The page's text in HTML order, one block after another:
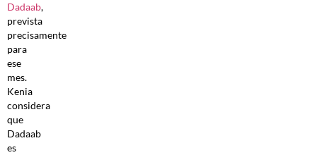
Dadaab,
prevista
precisamente
para
ese
mes.
Kenia
considera
que
Dadaab
es